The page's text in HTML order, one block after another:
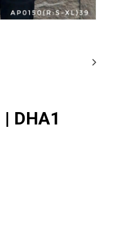
DHA1